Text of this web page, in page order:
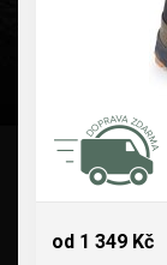
od 1 349 Kč